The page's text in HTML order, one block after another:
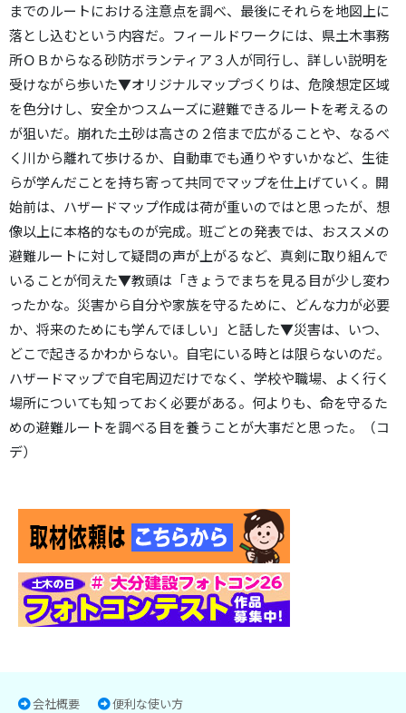
までのルートにおける注意点を調べ、最後にそれらを地図上に
落とし込むという内容だ。フィールドワークには、県土木事務
所ＯＢからなる砂防ボランティア３人が同行し、詳しい説明を
受けながら歩いた▼オリジナルマップづくりは、危険想定区域
を色分けし、安全かつスムーズに避難できるルートを考えるの
が狙いだ。崩れた土砂は高さの２倍まで広がることや、なるべ
く川から離れて歩けるか、自動車でも通りやすいかなど、生徒
らが学んだことを持ち寄って共同でマップを仕上げていく。開
始前は、ハザードマップ作成は荷が重いのではと思ったが、想
像以上に本格的なものが完成。班ごとの発表では、おススメの
避難ルートに対して疑問の声が上がるなど、真剣に取り組んで
いることが伺えた▼教頭は「きょうでまちを見る目が少し変わ
ったかな。災害から自分や家族を守るために、どんな力が必要
か、将来のためにも学んでほしい」と話した▼災害は、いつ、
どこで起きるかわからない。自宅にいる時とは限らないのだ。
ハザードマップで自宅周辺だけでなく、学校や職場、よく行く
場所についても知っておく必要がある。何よりも、命を守るた
めの避難ルートを調べる目を養うことが大事だと思った。（コ
デ）
会社概要
便利な使い方